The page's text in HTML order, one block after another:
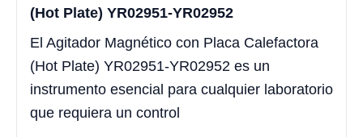
(Hot Plate) YR02951-YR02952
El Agitador Magnético con Placa Calefactora
(Hot Plate) YR02951-YR02952 es un
instrumento esencial para cualquier laboratorio
que requiera un control